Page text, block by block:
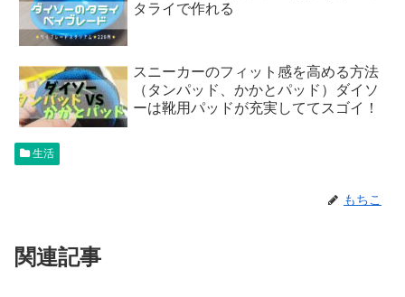
タライで作れる
スニーカーのフィット感を高める方法
（タンパッド、かかとパッド）ダイソ
ーは靴用パッドが充実しててスゴイ！
生活
もちこ
関連記事